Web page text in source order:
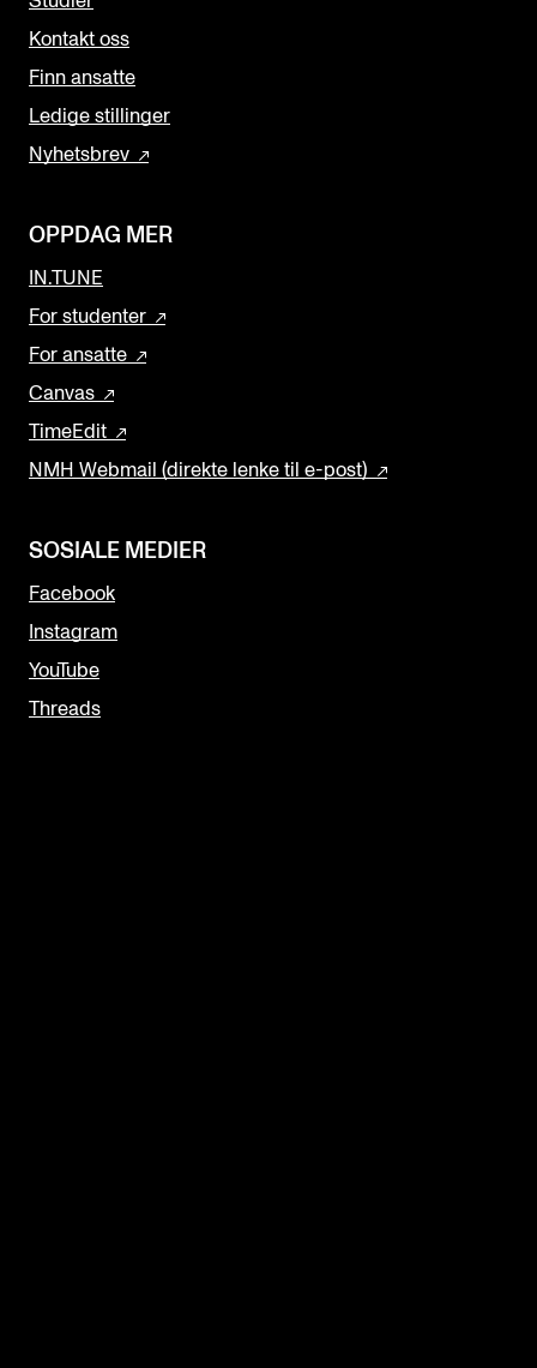
Kontakt oss
Finn ansatte
Ledige stillinger
Nyhetsbrev
OPPDAG MER
IN.TUNE
For studenter
For ansatte
Canvas
TimeEdit
NMH Webmail (direkte lenke til e-post)
SOSIALE MEDIER
Facebook
Instagram
YouTube
Threads